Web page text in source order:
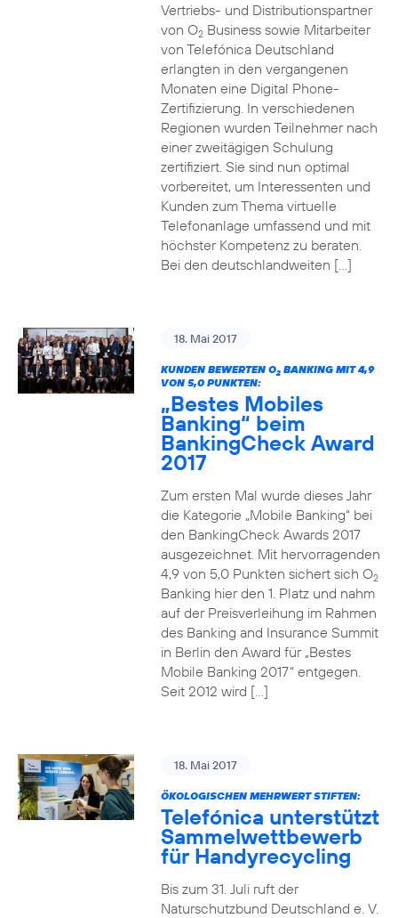
Vertriebs- und Distributionspartner
von O2Business sowie Mitarbeiter
von Telefónica Deutschland
erlangten in den vergangenen
Monaten eine Digital Phone-
Zertifizierung. In verschiedenen
Regionen wurden Teilnehmer nach
einer zweitägigen Schulung
zertifiziert. Sie sind nun optimal
vorbereitet, um Interessenten und
Kunden zum Thema virtuelle
Telefonanlage umfassend und mit
höchster Kompetenz zu beraten.
Bei den deutschlandweiten […]
18. Mai 2017
KUNDEN BEWERTEN O2BANKING MIT 4,9
VON 5,0 PUNKTEN:
„Bestes Mobiles
Banking“ beim
BankingCheck Award
2017
Zum ersten Mal wurde dieses Jahr
die Kategorie „Mobile Banking“ bei
den BankingCheck Awards 2017
ausgezeichnet. Mit hervorragenden
4,9 von 5,0 Punkten sichert sich O2
Banking hier den 1. Platz und nahm
auf der Preisverleihung im Rahmen
des Banking and Insurance Summit
in Berlin den Award für „Bestes
Mobile Banking 2017“ entgegen.
Seit 2012 wird […]
18. Mai 2017
ÖKOLOGISCHEN MEHRWERT STIFTEN:
Telefónica unterstützt
Sammelwettbewerb
für Handyrecycling
Bis zum 31. Juli ruft der
Naturschutzbund Deutschland e. V.